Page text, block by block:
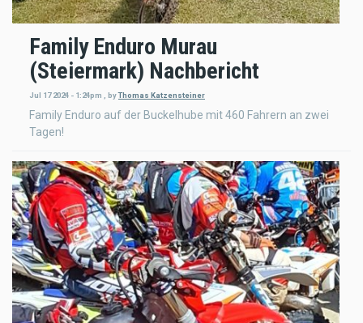
Family Enduro Murau
(Steiermark) Nachbericht
Jul 17 2024 - 1:24pm byThomas Katzensteiner
Family Enduro auf der Buckelhube mit 460 Fahrern an zwei
Tagen!